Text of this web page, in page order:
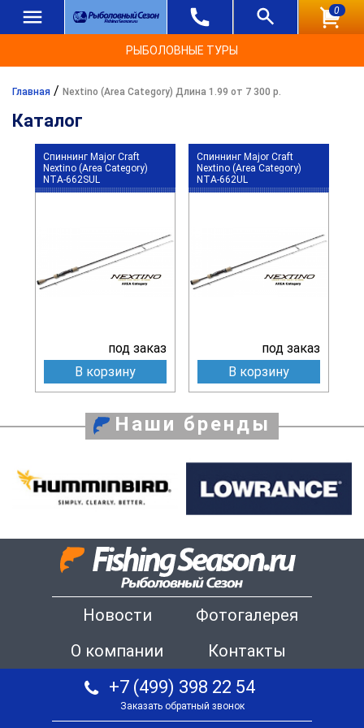
0
РЫБОЛОВНЫЕ ТУРЫ
Главная / Nextino (Area Category) Длина 1.99 от 7 300 р.
Каталог
Спиннинг Major Craft
Nextino (Area Category)
NTA-662SUL
под заказ
В корзину
Спиннинг Major Craft
Nextino (Area Category)
NTA-662UL
под заказ
В корзину
Наши бренды
Новости
Фотогалерея
О компании
Контакты
+7 (499) 398 22 54
Заказать обратный звонок